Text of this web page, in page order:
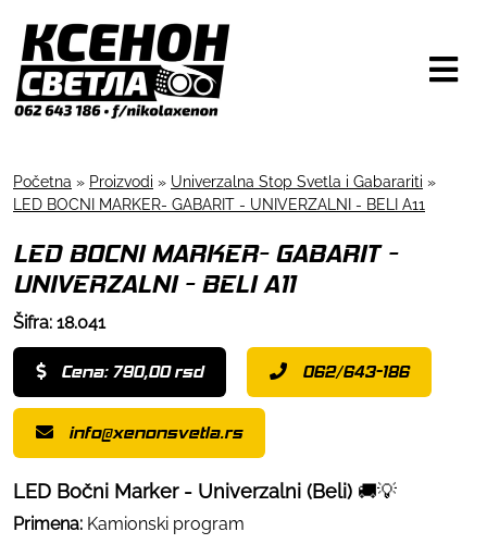
Početna » Proizvodi » Univerzalna Stop Svetla i Gabarariti »
LED BOCNI MARKER- GABARIT - UNIVERZALNI - BELI A11
LED BOCNI MARKER- GABARIT -
UNIVERZALNI - BELI A11
Šifra: 18.041
Cena: 790,00 rsd 062/643-186
info@xenonsvetla.rs
LED Bočni Marker - Univerzalni (Beli) 🚚💡
Primena: Kamionski program